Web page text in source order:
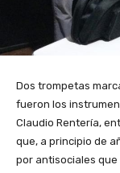
Dos trompetas
fueron los
Claudio Rentería,
que, a principio de
por antisociales